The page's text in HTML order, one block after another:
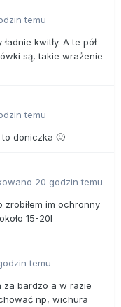
temu
kwitły. A te pół
są, takie wrażenie
temu
to doniczka 🙂
20 godzin temu
zrobiłem im ochronny
15-20l
temu
za bardzo a w razie
np, wichura